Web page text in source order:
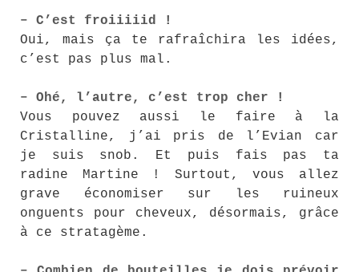
– C’est froiiiiid !
Oui, mais ça te rafraîchira les idées,
c’est pas plus mal.
– Ohé, l’autre, c’est trop cher !
Vous pouvez aussi le faire à la
Cristalline, j’ai pris de l’Evian car
je suis snob. Et puis fais pas ta
radine Martine ! Surtout, vous allez
grave économiser sur les ruineux
onguents pour cheveux, désormais, grâce
à ce stratagème.